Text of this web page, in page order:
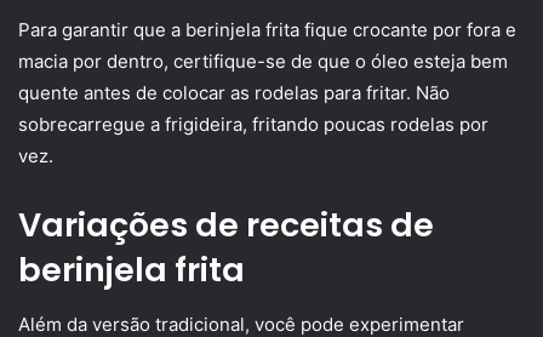
Para garantir que a berinjela frita fique crocante por fora e
macia por dentro, certifique-se de que o óleo esteja bem
quente antes de colocar as rodelas para fritar. Não
sobrecarregue a frigideira, fritando poucas rodelas por
vez.
Variações de receitas de
berinjela frita
Além da versão tradicional, você pode experimentar